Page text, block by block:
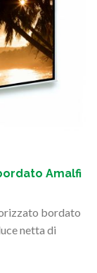
Amalfi
bordato
netta di